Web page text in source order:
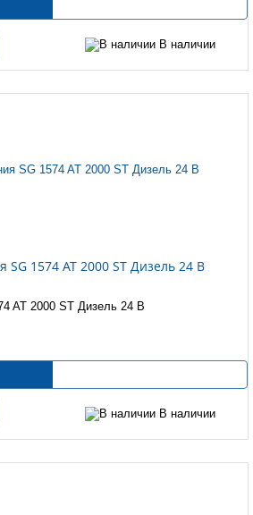
В наличии
SG 1574 AT 2000 ST Дизель 24 B
AT 2000 ST Дизель 24 B
В наличии